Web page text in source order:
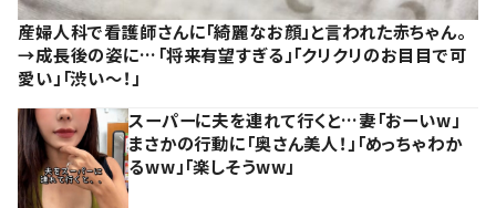
産婦人科で看護師さんに「綺麗なお顔」と言われた赤ちゃん。
→成長後の姿に…「将来有望すぎる」「クリクリのお目目で可
愛い」「渋い～！」
スーパーに夫を連れて行くと…妻「おーいw」
まさかの行動に「奥さん美人！」「めっちゃわか
るww」「楽しそうww」